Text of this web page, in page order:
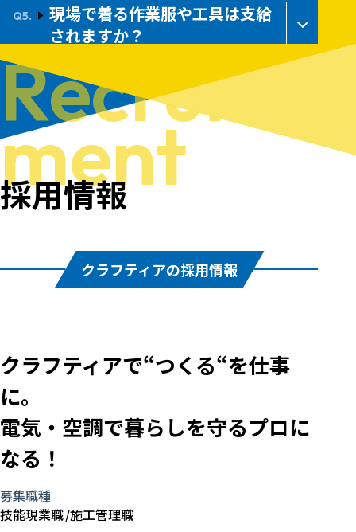
現場で着る作業服や工具は支給
されますか？
Recruit­
ment
採用情報
クラフティアの採用情報
クラフティアで“つくる“を仕事
に。
電気・空調で暮らしを守るプロに
なる！
募集職種
技能現業職 施工管理職